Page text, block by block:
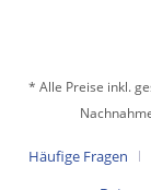
* Alle Preise inkl.
Häufige Fragen